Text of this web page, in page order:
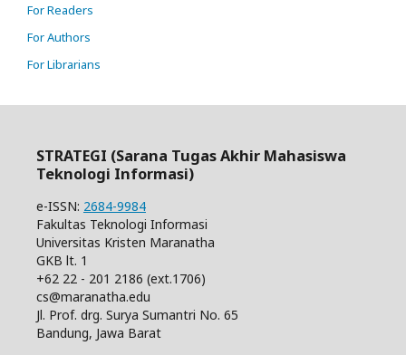
For Readers
For Authors
For Librarians
STRATEGI (Sarana Tugas Akhir Mahasiswa
Teknologi Informasi)
e-ISSN: 2684-9984
Fakultas Teknologi Informasi
Universitas Kristen Maranatha
GKB lt. 1
+62 22 - 201 2186 (ext.1706)
cs@maranatha.edu
Jl. Prof. drg. Surya Sumantri No. 65
Bandung, Jawa Barat